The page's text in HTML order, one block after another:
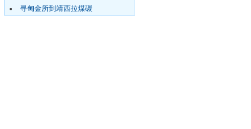
寻甸金所到靖西拉煤碳